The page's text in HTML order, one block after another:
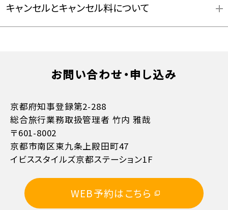
キャンセルとキャンセル料について
お問い合わせ・申し込み
京都府知事登録第2-288
総合旅行業務取扱管理者 竹内 雅哉
〒601-8002
京都市南区東九条上殿田町47
イビススタイルズ京都ステーション1F
WEB予約はこちら